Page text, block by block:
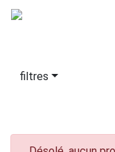
filtres